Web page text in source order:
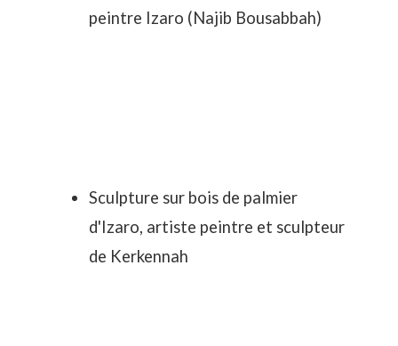
peintre Izaro (Najib Bousabbah)
Sculpture sur bois de palmier
d'Izaro, artiste peintre et sculpteur
de Kerkennah